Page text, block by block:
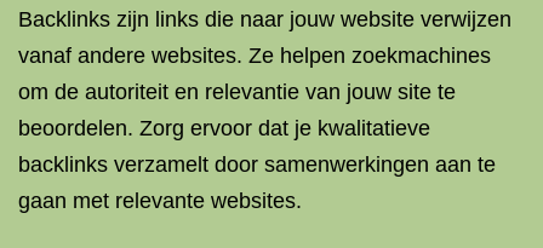
Backlinks zijn links die naar jouw website verwijzen
vanaf andere websites. Ze helpen zoekmachines
om de autoriteit en relevantie van jouw site te
beoordelen. Zorg ervoor dat je kwalitatieve
backlinks verzamelt door samenwerkingen aan te
gaan met relevante websites.